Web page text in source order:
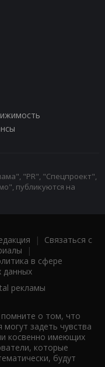
"PR", "Спецпроект",
публикуются на
| Связаться с
|
в сфере
данных
рекламы
о том, что
задеть чувства
косвенно имеющих
которые
будут